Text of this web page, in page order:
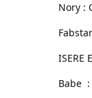
Nory :
ISERE
Babe :